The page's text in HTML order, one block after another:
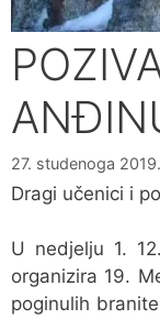
27. studenoga 2019.
Dragi učenici i
U nedjelju 1.
organizira 19.
poginulih